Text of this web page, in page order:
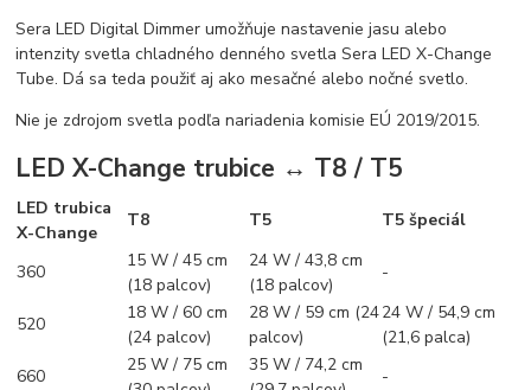
Sera LED Digital Dimmer umožňuje nastavenie jasu alebo
intenzity svetla chladného denného svetla Sera LED X-Change
Tube. Dá sa teda použiť aj ako mesačné alebo nočné svetlo.
Nie je zdrojom svetla podľa nariadenia komisie EÚ 2019/2015.
LED X-Change trubice ↔ T8 / T5
LED trubica
X-Change
T8 T5 T5 špeciál
360
15 W / 45 cm
(18 palcov)
24 W / 43,8 cm
(18 palcov)
-
520
18 W / 60 cm
(24 palcov)
28 W / 59 cm (24
palcov)
24 W / 54,9 cm
(21,6 palca)
660
25 W / 75 cm
35 W / 74,2 cm
-